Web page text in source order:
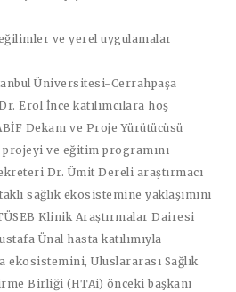
ve yerel uygulamalar
Üniversitesi-Cerrahpaşa
Erol İnce katılımcılara hoş
Dekanı ve Proje Yürütücüsü
projeyi ve eğitim programını
Dr. Ümit Dereli araştırmacı
sağlık ekosistemine yaklaşımını
Klinik Araştırmalar Dairesi
Ünal hasta katılımıyla
ekosistemini, Uluslararası Sağlık
Birliği (HTAi) önceki başkanı